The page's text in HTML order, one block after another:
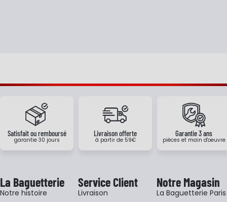
Satisfait ou remboursé
garantie 30 jours
Livraison offerte
à partir de 59€
Garantie 3 ans
pièces et main d'oeuvre
La Baguetterie
Notre histoire
Service Client
Livraison
Notre Magasin
La Baguetterie Paris